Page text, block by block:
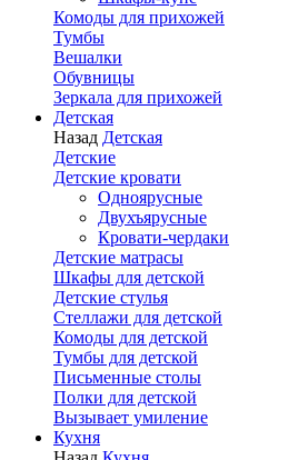
Комоды для прихожей
Тумбы
Вешалки
Обувницы
Зеркала для прихожей
Детская
Назад Детская
Детские
Детские кровати
Одноярусные
Двухъярусные
Кровати-чердаки
Детские матрасы
Шкафы для детской
Детские стулья
Стеллажи для детской
Комоды для детской
Тумбы для детской
Письменные столы
Полки для детской
Вызывает умиление
Кухня